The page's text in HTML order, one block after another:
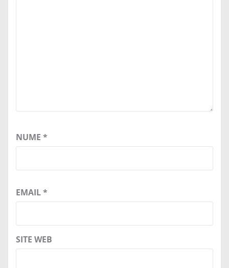
NUME *
EMAIL*
SITE WEB